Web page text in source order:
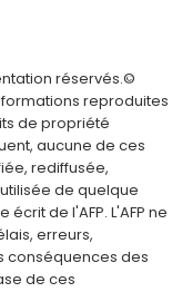
réservés.©
reproduites
de propriété
aucune de ces
rediffusée,
de quelque
de l'AFP. L'AFP ne
erreurs,
conséquences des
de ces